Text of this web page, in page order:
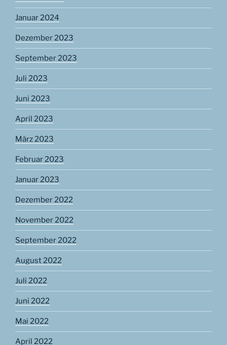
Januar 2024
Dezember 2023
September 2023
Juli 2023
Juni 2023
April 2023
März 2023
Februar 2023
Januar 2023
Dezember 2022
November 2022
September 2022
August 2022
Juli 2022
Juni 2022
Mai 2022
April 2022